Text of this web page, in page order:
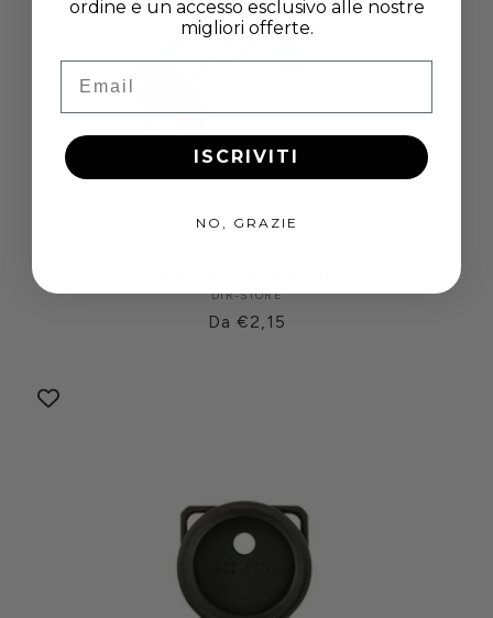
Produttore:
DIR-STORE
Prezzo
Da €2,15
ordine e un accesso esclusivo alle nostre
migliori offerte.
ISCRIVITI
NO, GRAZIE